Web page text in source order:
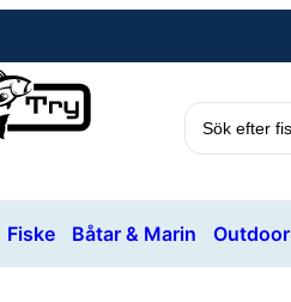
Fiske Båtar & Marin Outdoor